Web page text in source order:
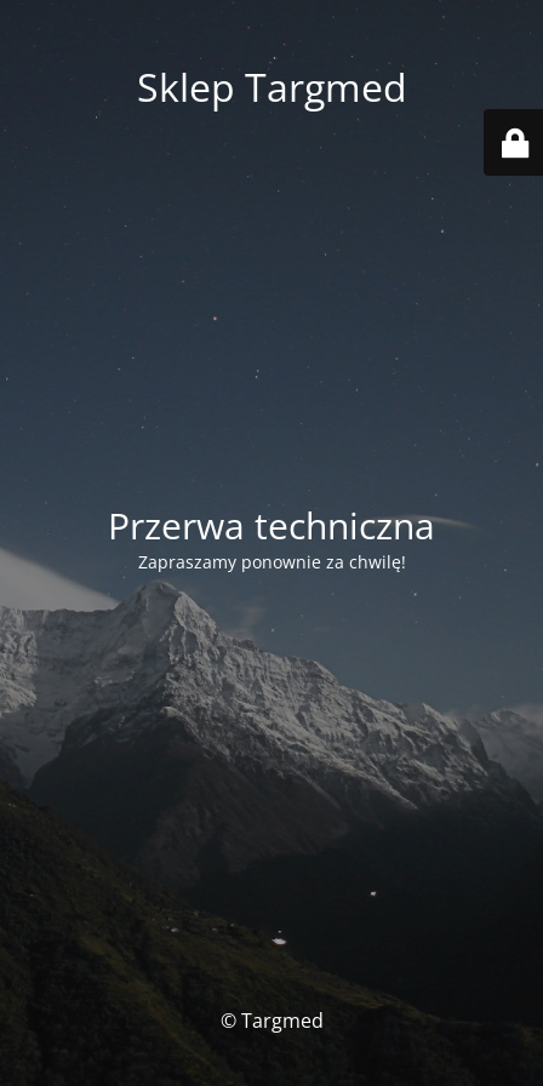
Sklep Targmed
Przerwa techniczna
Zapraszamy ponownie za chwilę!
© Targmed